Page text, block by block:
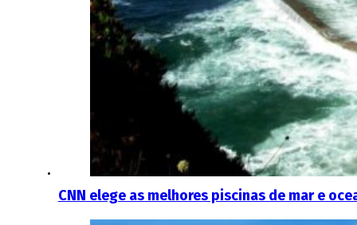
CNN elege as melhores piscinas de mar e